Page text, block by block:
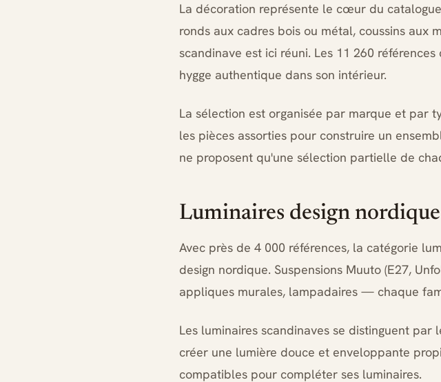
La décoration représente le cœur du
ronds aux cadres bois ou métal, coussins
scandinave est ici réuni. Les 11 260
hygge authentique dans son intérieur.
La sélection est organisée par marque et par
les pièces assorties pour construire un
ne proposent qu'une sélection partielle de
Luminaires design nordique
Avec près de 4 000 références, la catégorie
design nordique. Suspensions Muuto (E27,
appliques murales, lampadaires — chaque
Les luminaires scandinaves se distinguent
créer une lumière douce et enveloppante
compatibles pour compléter ses luminaires.